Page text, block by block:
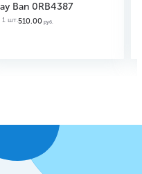
Ban 0RB4387
1 шт.510.00 руб.